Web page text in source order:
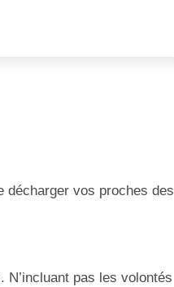
décharger vos proches des
pas les volontés